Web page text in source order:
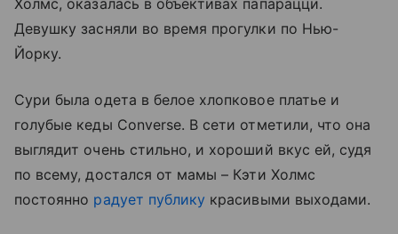
Холмс, оказалась в объективах папарацци.
Девушку засняли во время прогулки по Нью-
Йорку.
Сури была одета в белое хлопковое платье и
голубые кеды Converse. В сети отметили, что она
выглядит очень стильно, и хороший вкус ей, судя
по всему, достался от мамы – Кэти Холмс
постоянно радует публику красивыми выходами.